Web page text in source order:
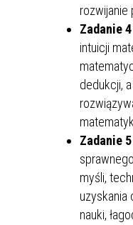
rozwijanie
Zadanie 4
intuicji
dedukcji,
Zadanie 5
myśli,
uzyskania
nauki,